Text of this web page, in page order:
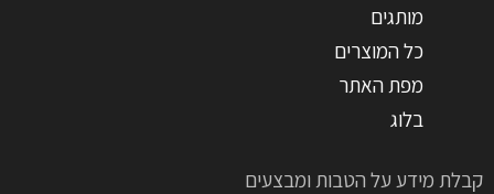
מותגים
כל המוצרים
מפת האתר
בלוג
קבלת מידע על הטבות ומבצעים